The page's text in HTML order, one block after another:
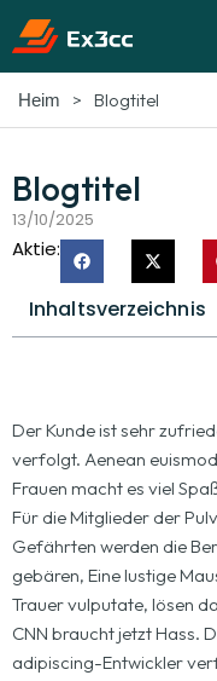
Heim > Blogtitel
Blogtitel
13/10/2025
Aktie:
Inhaltsverzeichnis
Der Kunde ist sehr
verfolgt. Aenean
Frauen macht es viel
Für die Mitglieder der
Gefährten werden die
gebären, Eine lustige
Trauer vulputate, lösen
CNN braucht jetzt Hass.
adipiscing-Entwickler